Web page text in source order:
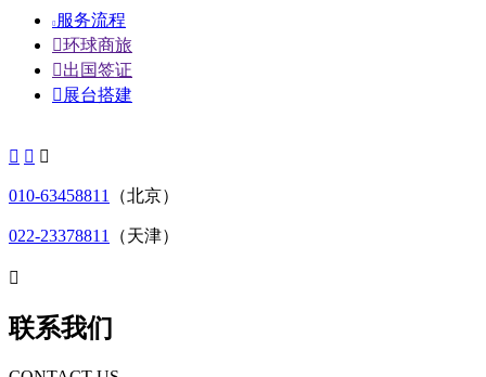
 服务流程
环球商旅
出国签证
 展台搭建
  
010-63458811 （北京）
022-23378811 （天津）

联系我们